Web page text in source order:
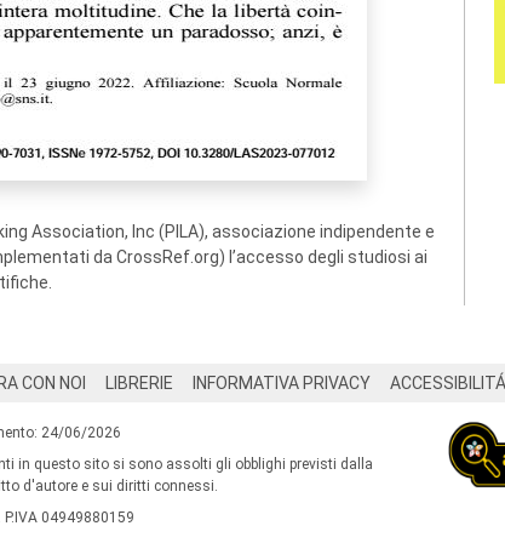
Association, Inc (PILA), associazione indipendente e
da CrossRef.org) l’accesso degli studiosi ai
CON NOI LIBRERIE INFORMATIVA PRIVACY ACCESSIBILITÁ
24/06/2026
in questo sito si sono assolti gli obblighi previsti dalla
d'autore e sui diritti connessi.
P.IVA 04949880159